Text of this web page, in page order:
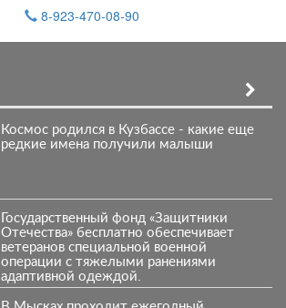
8-923-470-08-90
Космос родился в Кузбассе - какие еще
редкие имена получили малыши
Государственный фонд «Защитники
Отечества» бесплатно обеспечивает
ветеранов специальной военной
операции с тяжелыми ранениями
адаптивной одеждой.